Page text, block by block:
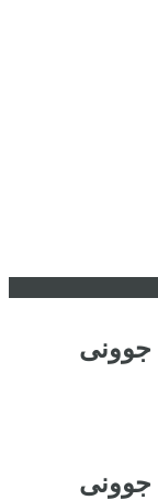
جوونی
جوونی